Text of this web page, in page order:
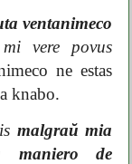
ventanimeco
vere povus
ne estas
knabo.
malgraŭ mia
maniero de